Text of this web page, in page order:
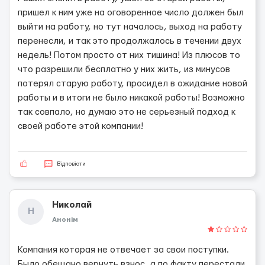
пришел к ним уже на оговоренное число должен был
выйти на работу, но тут началось, выход на работу
перенесли, и так это продолжалось в течении двух
недель! Потом просто от них тишина! Из плюсов то
что разрешили бесплатно у них жить, из минусов
потерял старую работу, просидел в ожидание новой
работы и в итоги не было никакой работы! Возможно
так совпало, но думаю это не серьезный подход к
своей работе этой компании!
Відповісти
Н
Николай
Анонім
Компания которая не отвечает за свои поступки.